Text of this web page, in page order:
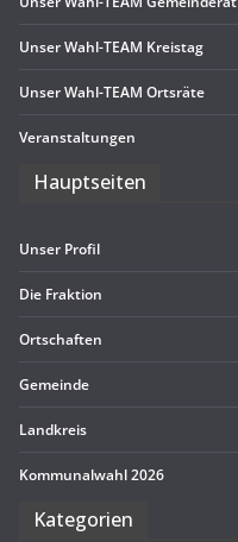
Unser Wahl-TEAM Kreistag
Unser Wahl-TEAM Ortsräte
Ver­an­stal­tun­gen
Haupt­sei­ten
Unser Pro­fil
Die Frak­tion
Ort­schaf­ten
Gemeinde
Land­kreis
Kom­mu­nal­wahl 2026
Kate­go­rien